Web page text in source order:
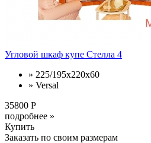
Угловой шкаф купе Стелла 4
» 225/195x220x60
» Versal
35800 Р
подробнее »
Купить
Заказать по своим размерам